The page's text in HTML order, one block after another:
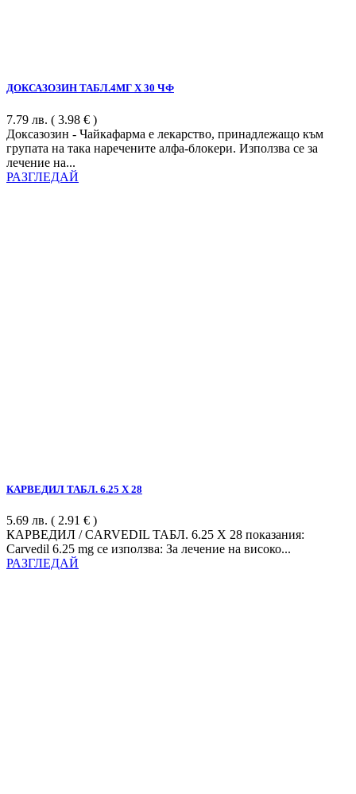
ДОКСАЗОЗИН ТАБЛ.4МГ Х 30 ЧФ
7.79 лв. ( 3.98 € )
Доксазозин - Чайкафарма е лекарство, принадлежащо към
групата на така наречените алфа-блокери. Използва се за
лечение на...
РАЗГЛЕДАЙ
КАРВЕДИЛ ТАБЛ. 6.25 Х 28
5.69 лв. ( 2.91 € )
КАРВЕДИЛ / CARVEDIL ТАБЛ. 6.25 Х 28 показания:
Carvedil 6.25 mg се използва: За лечение на високо...
РАЗГЛЕДАЙ